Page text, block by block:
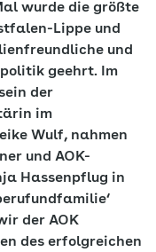
wurde die größte
Lippe und
und
geehrt. Im
der
im
Wulf, nahmen
und AOK-
Hassenpflug in
der AOK
des erfolgreichen